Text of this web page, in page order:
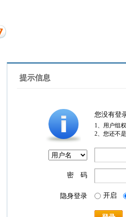
提示信息
您没有登
1、用户组
2、您还不
密 码
隐身登录 开启